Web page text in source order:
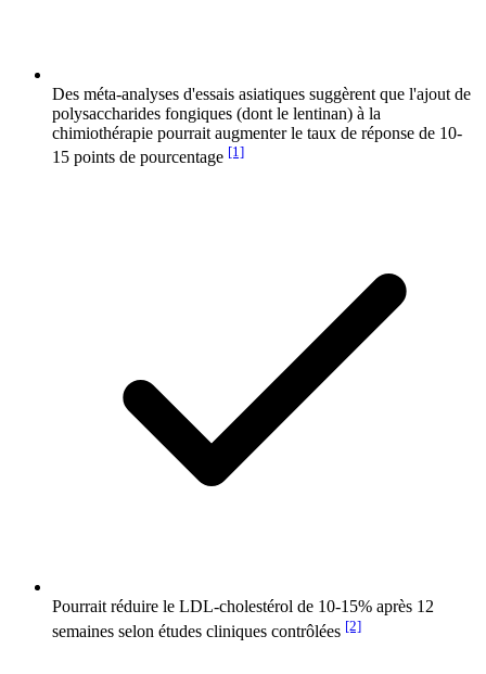
Des méta-analyses d'essais asiatiques suggèrent que l'ajout de
polysaccharides fongiques (dont le lentinan) à la
chimiothérapie pourrait augmenter le taux de réponse de 10-
15 points de pourcentage [1]
Pourrait réduire le LDL-cholestérol de 10-15% après 12
semaines selon études cliniques contrôlées [2]